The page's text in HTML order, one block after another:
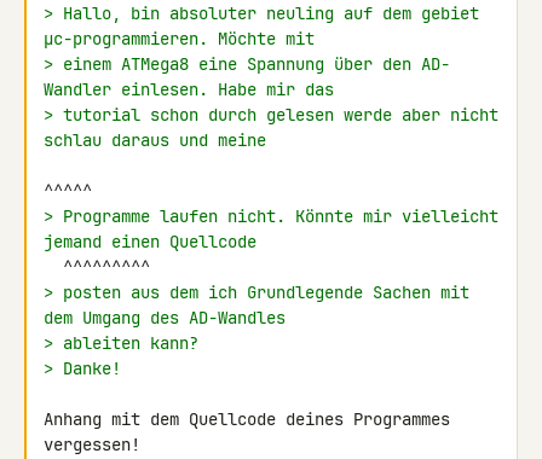
> Hallo, bin absoluter neuling auf dem gebiet
µc-programmieren. Möchte mit
> einem ATMega8 eine Spannung über den AD-
Wandler einlesen. Habe mir das
> tutorial schon durch gelesen werde aber nicht
schlau daraus und meine
> Programme laufen nicht. Könnte mir vielleicht
jemand einen Quellcode
> posten aus dem ich Grundlegende Sachen mit
dem Umgang des AD-Wandles
> ableiten kann?
> Danke!
Anhang mit dem Quellcode deines Programmes
vergessen!